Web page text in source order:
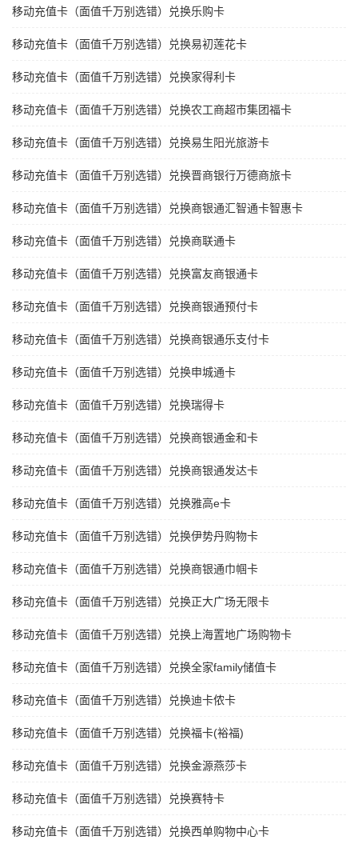
移动充值卡（面值千万别选错）兑换乐购卡
移动充值卡（面值千万别选错）兑换易初莲花卡
移动充值卡（面值千万别选错）兑换家得利卡
移动充值卡（面值千万别选错）兑换农工商超市集团福卡
移动充值卡（面值千万别选错）兑换易生阳光旅游卡
移动充值卡（面值千万别选错）兑换晋商银行万德商旅卡
移动充值卡（面值千万别选错）兑换商银通汇智通卡智惠卡
移动充值卡（面值千万别选错）兑换商联通卡
移动充值卡（面值千万别选错）兑换富友商银通卡
移动充值卡（面值千万别选错）兑换商银通预付卡
移动充值卡（面值千万别选错）兑换商银通乐支付卡
移动充值卡（面值千万别选错）兑换申城通卡
移动充值卡（面值千万别选错）兑换瑞得卡
移动充值卡（面值千万别选错）兑换商银通金和卡
移动充值卡（面值千万别选错）兑换商银通发达卡
移动充值卡（面值千万别选错）兑换雅高e卡
移动充值卡（面值千万别选错）兑换伊势丹购物卡
移动充值卡（面值千万别选错）兑换商银通巾帼卡
移动充值卡（面值千万别选错）兑换正大广场无限卡
移动充值卡（面值千万别选错）兑换上海置地广场购物卡
移动充值卡（面值千万别选错）兑换全家family储值卡
移动充值卡（面值千万别选错）兑换迪卡侬卡
移动充值卡（面值千万别选错）兑换福卡(裕福)
移动充值卡（面值千万别选错）兑换金源燕莎卡
移动充值卡（面值千万别选错）兑换赛特卡
移动充值卡（面值千万别选错）兑换西单购物中心卡